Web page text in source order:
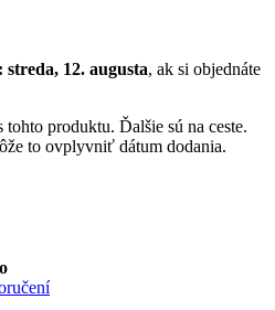
12. augusta, ak si objednáte
produktu. Ďalšie sú na ceste.
to ovplyvniť dátum dodania.